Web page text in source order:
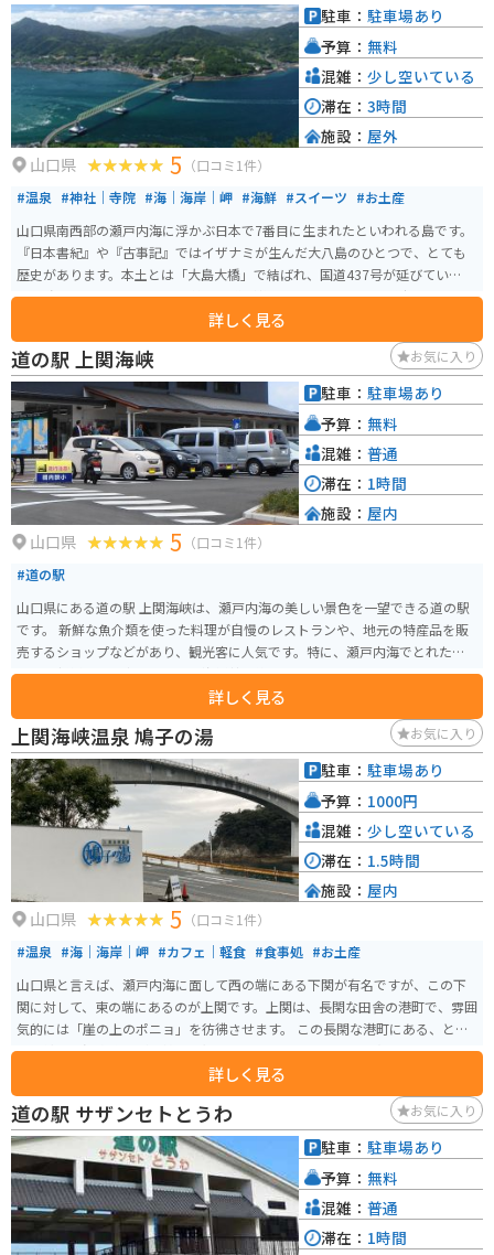
山口県 5 （口コミ1件）
#温泉 #神社｜寺院 #海｜海岸｜岬 #海鮮 #スイーツ #お土産
山口県南西部の瀬戸内海に浮かぶ日本で7番目に生まれたといわれる島です。
『日本書紀』や『古事記』ではイザナミが生んだ大八島のひとつで、とても
歴史があります。本土とは「大島大橋」で結ばれ、国道437号が延びていま
す。 島の周囲はシーサイドに快適な道が整備されているため、格好のツーリ
ングコースとなっており「立岩」や「巌門」などの奇岩が見られます。ミカ
ンの栽培が盛んで特産物となっており、ご当地グルメのミカン鍋というのも
あります。
詳しく見る
駐車： 駐車場あり
予算： 無料
混雑： 少し空いている
滞在： 3時間
施設： 屋外
道の駅 上関海峡 お気に入り
山口県 5 （口コミ1件）
#道の駅
山口県にある道の駅 上関海峡は、瀬戸内海の美しい景色を一望できる道の駅
です。 新鮮な魚介類を使った料理が自慢のレストランや、地元の特産品を販
売するショップなどがあり、観光客に人気です。特に、瀬戸内海でとれたば
かりの新鮮な魚介類を味わえる海鮮丼は絶品です。お土産には、地元でとれ
た海産物の加工品や、山口県の名産品である萩焼などがおすすめです。 バイ
クで訪れる際には、道の駅に併設された駐車場を利用することができます。
周辺には、美しい海岸線や島々を巡るシーサイドツーリングコースがあり、
ツーリングの休憩スポットとしても最適です。道の駅から眺める夕日は絶景
なので、時間に余裕があれば夕暮れ時まで滞在するのもおすすめです。
詳しく見る
駐車： 駐車場あり
予算： 無料
混雑： 普通
滞在： 1時間
施設： 屋内
上関海峡温泉 鳩子の湯 お気に入り
山口県 5 （口コミ1件）
#温泉 #海｜海岸｜岬 #カフェ｜軽食 #食事処 #お土産
山口県と言えば、瀬戸内海に面して西の端にある下関が有名ですが、この下
関に対して、東の端にあるのが上関です。上関は、長閑な田舎の港町で、雰囲
気的には「崖の上のポニョ」を彷彿させます。 この長閑な港町にある、とっ
ても綺麗な温泉施設が「鳩子の湯」です。露天風呂からは、真正面に上関の
海峡が望め、間近に船が通る風景は最高です。ここまで間近に船が見える露
天風呂はなかなかありません。お食事処や土産物店も施設内にあり、ゆった
りとした時間を過ごせます。
詳しく見る
駐車： 駐車場あり
予算： 1000円
混雑： 少し空いている
滞在： 1.5時間
施設： 屋内
道の駅 サザンセトとうわ お気に入り
駐車： 駐車場あり
予算： 無料
混雑： 普通
滞在： 1時間